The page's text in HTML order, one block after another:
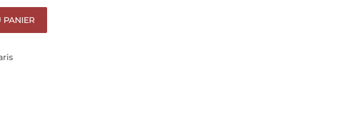
PANIER